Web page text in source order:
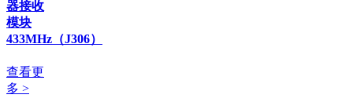
器接收
模块
433MHz（J306）
查看更
多 >